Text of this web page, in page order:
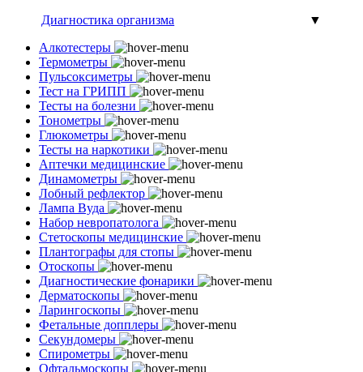
Диагностика организма
▼
Алкотестеры
Термометры
Пульсоксиметры
Тест на ГРИПП
Тесты на болезни
Тонометры
Глюкометры
Тесты на наркотики
Аптечки медицинские
Динамометры
Лобный рефлектор
Лампа Вуда
Набор невропатолога
Стетоскопы медицинские
Плантографы для стопы
Отоскопы
Диагностические фонарики
Дерматоскопы
Ларингоскопы
Фетальные допплеры
Секундомеры
Спирометры
Офтальмоскопы